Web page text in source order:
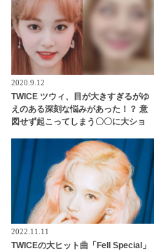
2020.9.12
TWICE ツウィ、目が大きすぎるがゆ
えのある深刻な悩みがあった！？ 意
図せず起こってしまう〇〇に大ショ
2022.11.11
TWICEの大ヒット曲「Fell Special」